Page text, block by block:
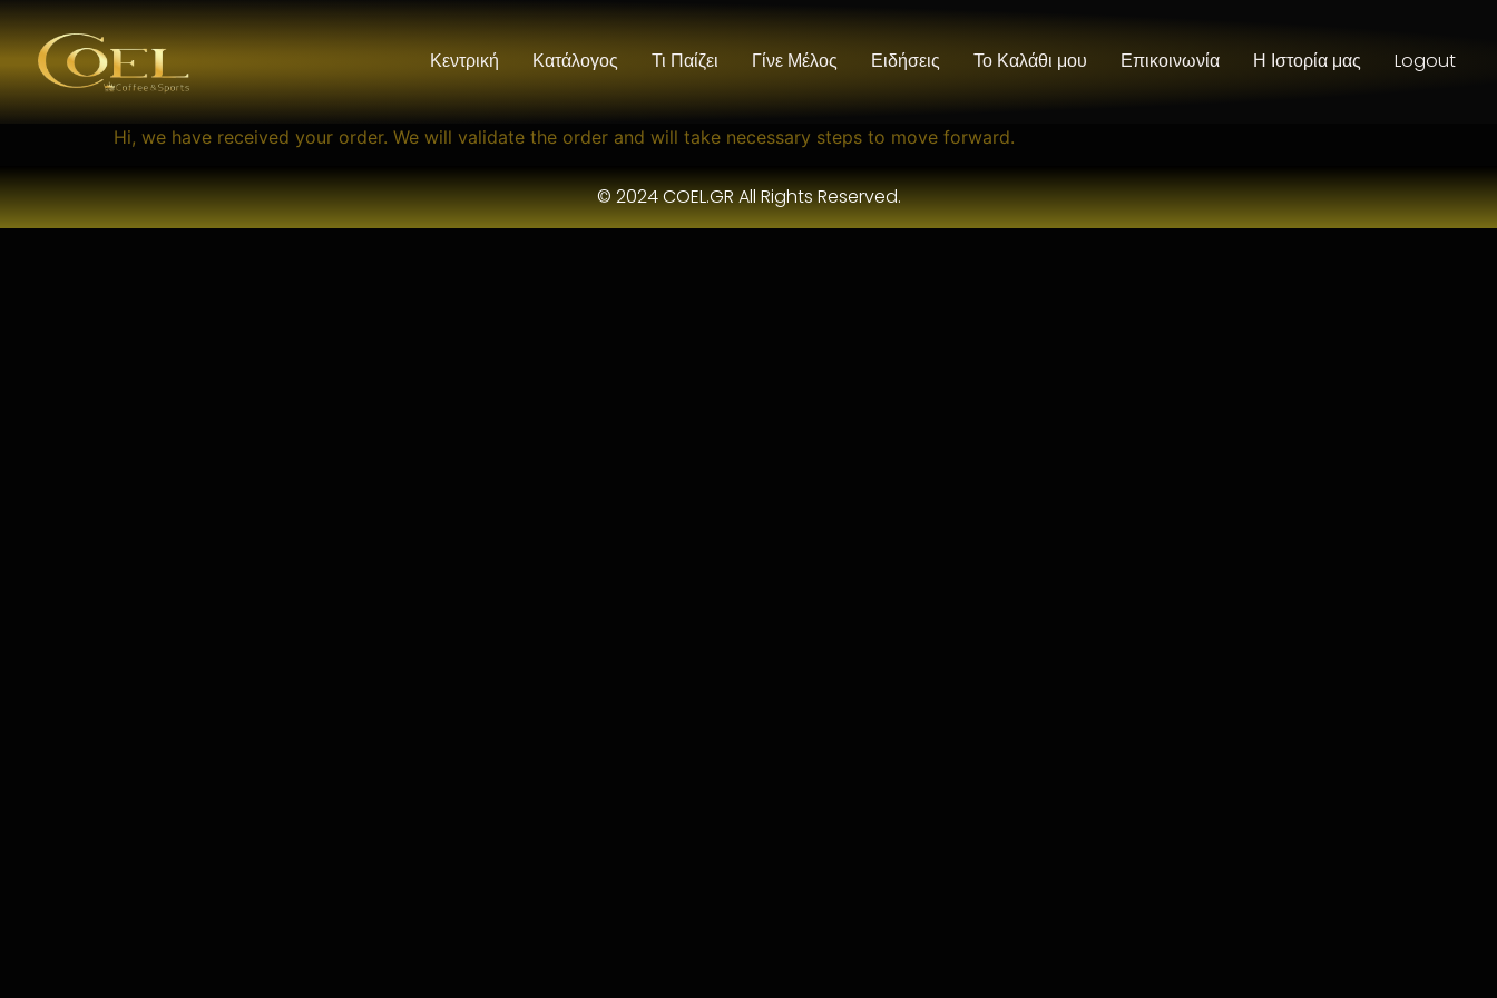
Κεντρική Κατάλογος Τι Παίζει Γίνε Μέλος Ειδήσεις Το Καλάθι μου Επικοινωνία Η Ιστορία μας Logout
Hi, we have received your order. We will validate the order and will take necessary steps to move forward.
© 2024 COEL.GR All Rights Reserved.